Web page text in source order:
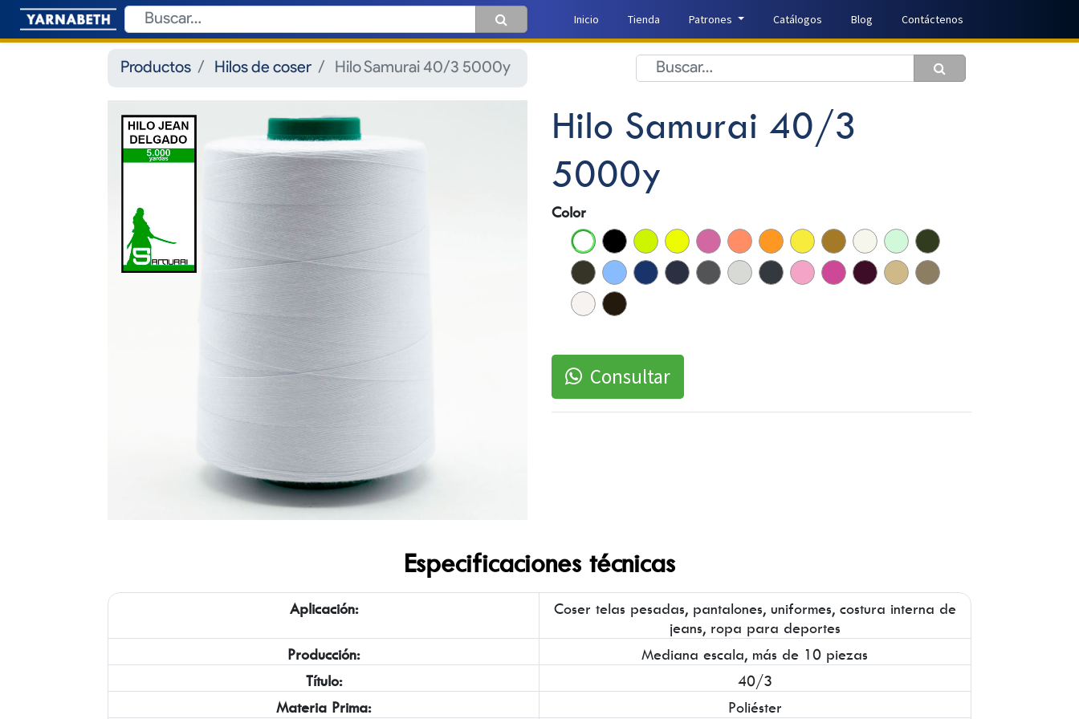
Inicio Tienda Patrones Catálogos Blog Contáctenos
Productos Hilos de coser Hilo Samurai 40/3 5000y
Hilo Samurai 40/3
5000y
Color
Consultar
Especificaciones técnicas
Aplicación:
Coser telas pesadas, pantalones, uniformes, costura interna de
jeans, ropa para deportes
Producción:
Mediana escala, más de 10 piezas
Título:
40/3
Materia Prima:
Poliéster